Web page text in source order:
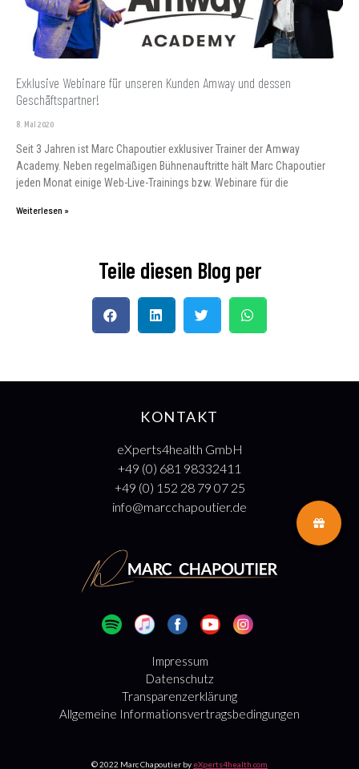
Exklusive Webinare für unseren Kunden Amway und dessen
Geschäftspartner!
8. Mai 2020
Seit 3 Jahren ist Marc Chapoutier exklusiver Trainer der Amway
Academy. Neben regelmäßigen Bühnenauftritte hält Marc Chapoutier
jeden Monat einige Web-Live-Trainings bzw. Webinare für die
Weiterlesen »
Teile diesen Blog per
KONTAKT
eXperts4health GmbH
+49 (0) 681 98332411
+49 (0) 152 28 79 07 25
info@marcchapoutier.de
Impressum
Datenschutz
Transparenzerklärung
Allgemeine Informationsvertragsbedingungen
© 2022 Marc Chapoutier by eXperts4health.com